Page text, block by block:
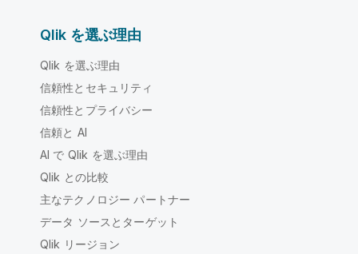
Qlik を選ぶ理由
Qlik を選ぶ理由
信頼性とセキュリティ
信頼性とプライバシー
信頼と AI
AI で Qlik を選ぶ理由
Qlik との比較
主なテクノロジー パートナー
データ ソースとターゲット
Qlik リージョン